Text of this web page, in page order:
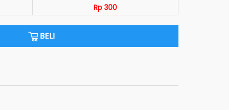
Rp 300
BELI